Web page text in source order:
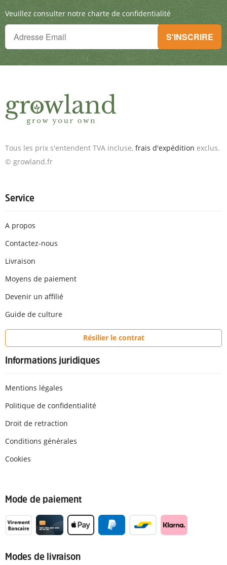
Veuillez consulter notre charte de confidentialité
Tu ne peux plus rien manquer !
Inscris-toi à la newsletter & reçois des offres exceptionnelles.
S'INSCRIRE
Tous les prix s'entendent TVA incluse, frais d'expédition exclus.
© growland.fr
Service
A propos
Contactez-nous
Livraison
Moyens de paiement
Devenir un affilié
Guide de culture
Résilier le contrat
Informations juridiques
Mentions légales
Politique de confidentialité
Droit de retraction
Conditions générales
Cookies
Mode de paiement
Modes de livraison